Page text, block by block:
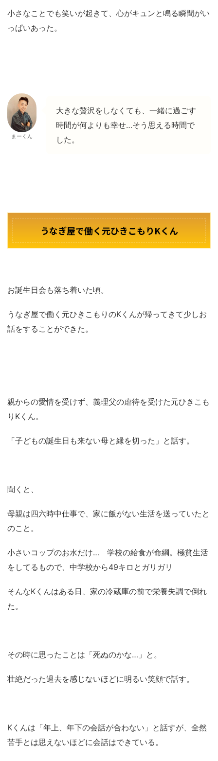
小さなことでも笑いが起きて、心がキュンと鳴る瞬間がい
っぱいあった。
まーくん
大きな贅沢をしなくても、一緒に過ごす
時間が何よりも幸せ…そう思える時間で
した。
うなぎ屋で働く元ひきこもりKくん
お誕生日会も落ち着いた頃。
うなぎ屋で働く元ひきこもりのKくんが帰ってきて少しお
話をすることができた。
親からの愛情を受けず、義理父の虐待を受けた元ひきこも
りKくん。
「子どもの誕生日も来ない母と縁を切った」と話す。
聞くと、
母親は四六時中仕事で、家に飯がない生活を送っていたと
のこと。
小さいコップのお水だけ… 学校の給食が命綱。極貧生活
をしてるもので、中学校から49キロとガリガリ
そんなKくんはある日、家の冷蔵庫の前で栄養失調で倒れ
た。
その時に思ったことは「死ぬのかな…」と。
壮絶だった過去を感じないほどに明るい笑顔で話す。
Kくんは「年上、年下の会話が合わない」と話すが、全然
苦手とは思えないほどに会話はできている。